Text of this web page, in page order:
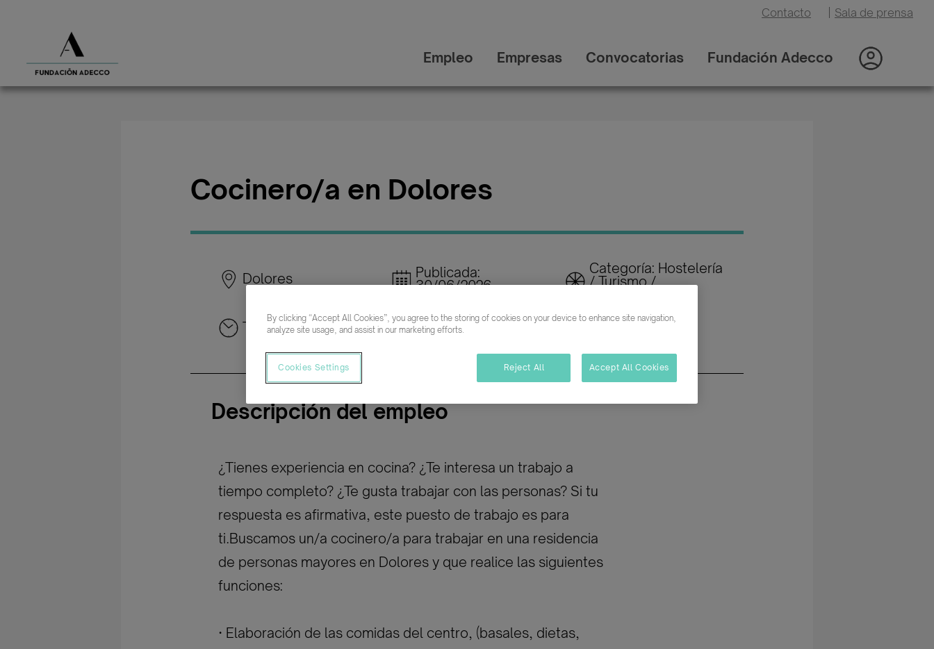
Contacto Sala de prensa
Empleo Empresas Convocatorias Fundación Adecco
Cocinero/a en Dolores
Dolores Publicada:
30/06/2026
Categoría: Hostelería
/ Turismo /
Tiempo completo
Indefinido
Descripción del empleo
¿Tienes experiencia en cocina? ¿Te interesa un trabajo a
tiempo completo? ¿Te gusta trabajar con las personas? Si tu
respuesta es afirmativa, este puesto de trabajo es para
ti.Buscamos un/a cocinero/a para trabajar en una residencia
de personas mayores en Dolores y que realice las siguientes
funciones:
· Elaboración de las comidas del centro, (basales, dietas,
By clicking “Accept All Cookies”, you agree to the storing of cookies on your device to enhance site navigation,
analyze site usage, and assist in our marketing efforts.
Cookies Settings Reject All Accept All Cookies